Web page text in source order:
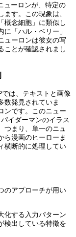
ューロンが、特定の
す。この現象は、
概念細胞」に類似し
「ハル・ベリー」
ューロンは彼女の写
ことが確認されまし
は、テキストと画像
数発見されていま
ンです。このニュー
イダーマンのイラス
つまり、単一のニュ
ら漫画のヒーローま
横断的に処理してい
のアプローチが用い
化する入力パターン
検出している特徴を